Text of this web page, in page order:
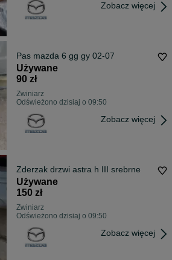
Zobacz więcej
Pas mazda 6 gg gy 02-07
Używane
90 zł
Zwiniarz
Odświeżono dzisiaj o 09:50
Zobacz więcej
Zderzak drzwi astra h III srebrne
Używane
150 zł
Zwiniarz
Odświeżono dzisiaj o 09:50
Zobacz więcej